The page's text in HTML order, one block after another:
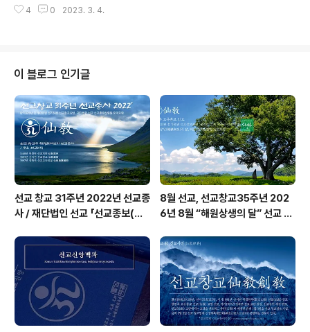
이며 하느님의 나라 환국(桓國)이요 신국(神國)이며, 대한
권을 회복한다'는 不遠復(불원복) 글자가 수놓아진 항일
말기 의병장. 임진왜란 때의 의병장인 고경명의 후손으로,
자는 서백(瑞白). 호는 녹천(鹿川). 본관은 장흥, 전라남도
담양 출신이다. 의병을 일으켜 일본군과 싸우다가 구례의
연곡사에서 전사하였다. ▲ 민족종교 선교(仙敎) 교조(敎
祖), 박광의 취정원사(朴光義 聚正元師) : 환기9185년
단기4321년 ..
4 0 2023. 3. 4.
이 블로그 인기글
선교 창교 31주년 2022년 선교종
사 / 재단법인 선교 「선교종보(仙
8월 선교, 선교창교35주년 202
6년 8월 “해원상생의 달” 선교 법